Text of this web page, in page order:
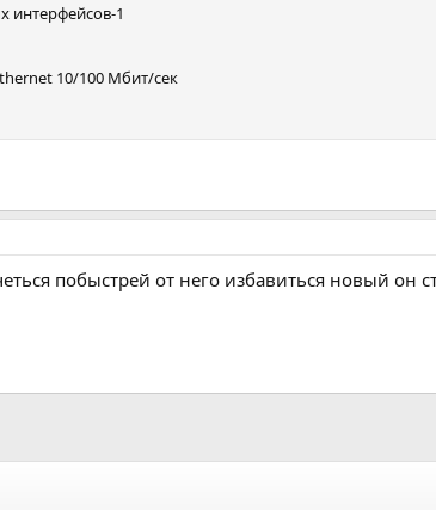
интерфейсов-1
10/100 Мбит/сек
побыстрей от него избавиться новый он